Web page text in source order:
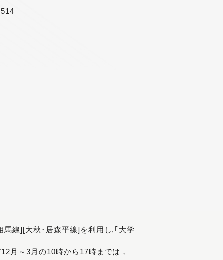
線][大秋･居森平線]を利用し,｢大学
月～3月の10時から17時までは，